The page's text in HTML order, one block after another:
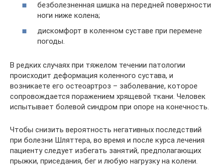
безболезненная шишка на передней поверхности
ноги ниже колена;
дискомфорт в коленном суставе при перемене
погоды.
В редких случаях при тяжелом течении патологии
происходит деформация коленного сустава, и
возникаете его остеоартроз – заболевание, которое
сопровождается поражением хрящевой ткани. Человек
испытывает болевой синдром при опоре на конечность.
Чтобы снизить вероятность негативных последствий
при болезни Шляттера, во время и после курса лечения
пациенту следует избегать занятий, предполагающих
прыжки, приседания, бег и любую нагрузку на колени.